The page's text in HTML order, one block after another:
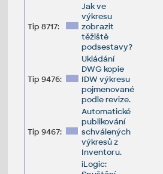
Tip 8717:
Jak ve
výkresu
zobrazit
těžiště
podsestavy?
Tip 9476:
Ukládání
DWG kopie
IDW výkresu
pojmenované
podle revize.
Tip 9467:
Automatické
publikování
schválených
výkresů z
Inventoru.
iLogic: